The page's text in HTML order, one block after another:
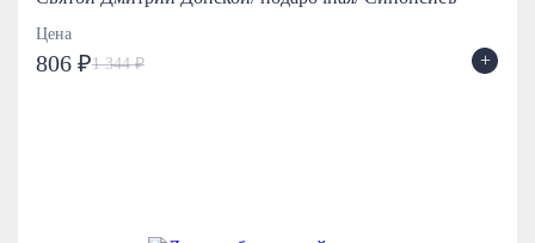
Цена
806 ₽1 344 ₽ +